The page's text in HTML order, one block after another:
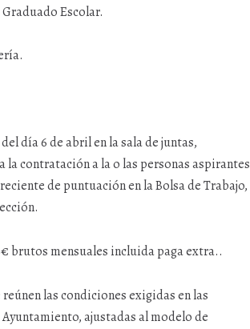
Escolar.
día 6 de abril en la sala de juntas,
contratación a la o las personas aspirantes
de puntuación en la Bolsa de Trabajo,
brutos mensuales incluida paga extra..
las condiciones exigidas en las
ajustadas al modelo de